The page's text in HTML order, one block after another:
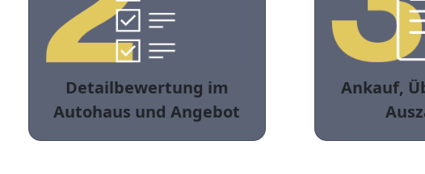
Detailbewertung im
Autohaus und Angebot
Ankauf,